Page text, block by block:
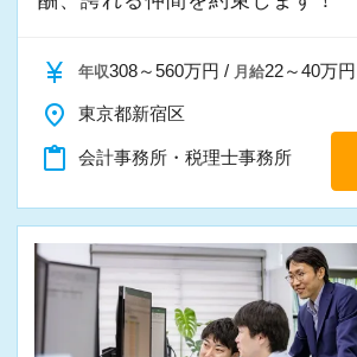
currency_yen 年収308～560万円 / 月給22～40万円
place 東京都新宿区
content_paste 会計事務所・税理士事務所